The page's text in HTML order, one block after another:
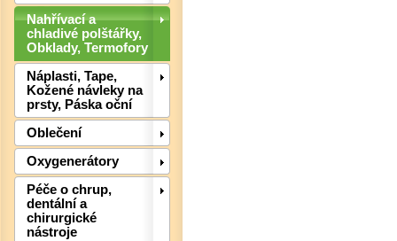
Nahřívací a
chladivé polštářky,
Obklady, Termofory
Náplasti, Tape,
Kožené návleky na
prsty, Páska oční
Oblečení
Oxygenerátory
Péče o chrup,
dentální a
chirurgické
nástroje